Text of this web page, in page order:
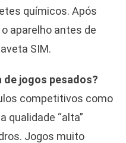
químicos. Após
aparelho antes de
SIM.
de jogos pesados?
competitivos como
qualidade “alta”
Jogos muito